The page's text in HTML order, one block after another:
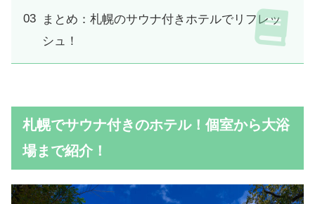
まとめ：札幌のサウナ付きホテルでリフレッ
シュ！
札幌でサウナ付きのホテル！個室から大浴
場まで紹介！